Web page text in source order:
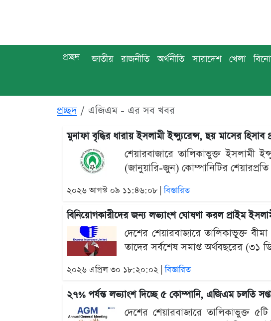
প্রচ্ছদ জাতীয় রাজনীতি অর্থনীতি সারাদেশ খেলা
প্রচ্ছদ এজিএম - এর সব খবর
মুনাফা বৃদ্ধির ধারায় ইসলামী ইন্স্যুরেন্স, ছয় মাসের হিসাব
শেয়ারবাজারে তালিকাভুক্ত ইসলামী
(জানুয়ারি-জুন) কোম্পানিটির
২০২৬ আগস্ট ০৯ ১১:৪৬:০৮ |বিস্তারিত
বিনিয়োগকারীদের জন্য লভ্যাংশ ঘোষণা করল প্রাইম
দেশের শেয়ারবাজারে তালিকাভুক্ত
তাদের সর্বশেষ সমাপ্ত অর্থবছরের (৩১
২০২৬ এপ্রিল ৩০ ১৮:২০:০২ |বিস্তারিত
২৭% পর্যন্ত লভ্যাংশ দিচ্ছে ৫ কোম্পানি, এজিএম চলতি
দেশের শেয়ারবাজারে তালিকাভুক্ত